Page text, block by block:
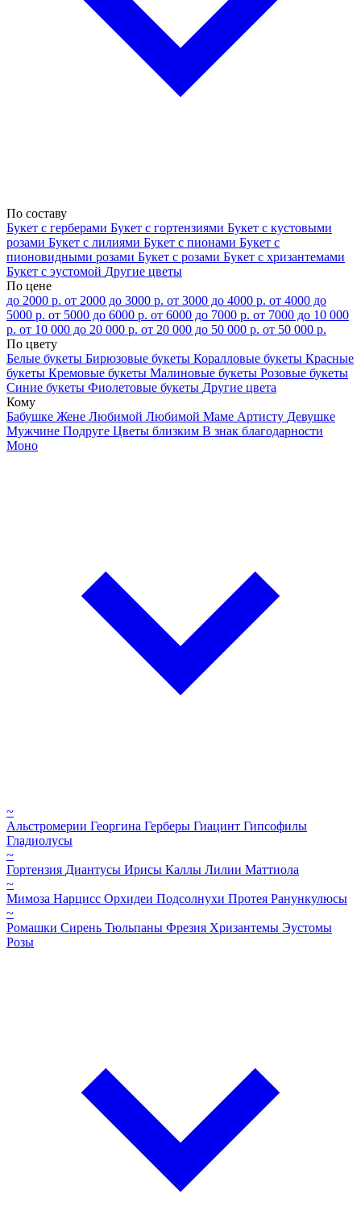
По составу
Букет с герберами Букет с гортензиями Букет с кустовыми
розами Букет с лилиями Букет с пионами Букет с
пионовидными розами Букет с розами Букет с хризантемами
Букет с эустомой Другие цветы
По цене
до 2000 р. от 2000 до 3000 р. от 3000 до 4000 р. от 4000 до
5000 р. от 5000 до 6000 р. от 6000 до 7000 р. от 7000 до 10 000
р. от 10 000 до 20 000 р. от 20 000 до 50 000 р. от 50 000 р.
По цвету
Белые букеты Бирюзовые букеты Коралловые букеты Красные
букеты Кремовые букеты Малиновые букеты Розовые букеты
Синие букеты Фиолетовые букеты Другие цвета
Кому
Бабушке Жене Любимой Любимой Маме Артисту Девушке
Мужчине Подруге Цветы близким В знак благодарности
Моно
~
Альстромерии Георгина Герберы Гиацинт Гипсофилы
Гладиолусы
~
Гортензия Диантусы Ирисы Каллы Лилии Маттиола
~
Мимоза Нарцисс Орхидеи Подсолнухи Протея Ранункулюсы
~
Ромашки Сирень Тюльпаны Фрезия Хризантемы Эустомы
Розы